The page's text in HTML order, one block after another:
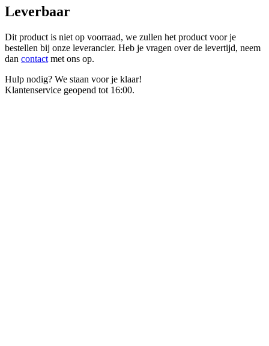
Leverbaar
Dit product is niet op voorraad, we zullen het product voor je
bestellen bij onze leverancier. Heb je vragen over de levertijd, neem
dan contact met ons op.
Hulp nodig? We staan voor je klaar!
Klantenservice geopend tot 16:00.